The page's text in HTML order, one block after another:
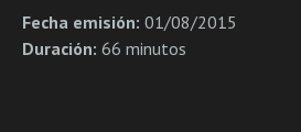
Fecha emisión: 01/08/2015
Duración: 66 minutos